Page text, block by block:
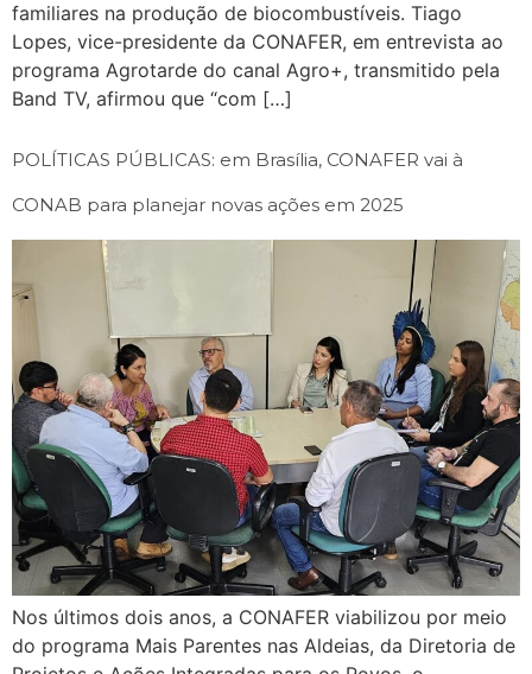
familiares na produção de biocombustíveis. Tiago
Lopes, vice-presidente da CONAFER, em entrevista ao
programa Agrotarde do canal Agro+, transmitido pela
Band TV, afirmou que “com […]
POLÍTICAS PÚBLICAS: em Brasília, CONAFER vai à
CONAB para planejar novas ações em 2025
Nos últimos dois anos, a CONAFER viabilizou por meio
do programa Mais Parentes nas Aldeias, da Diretoria de